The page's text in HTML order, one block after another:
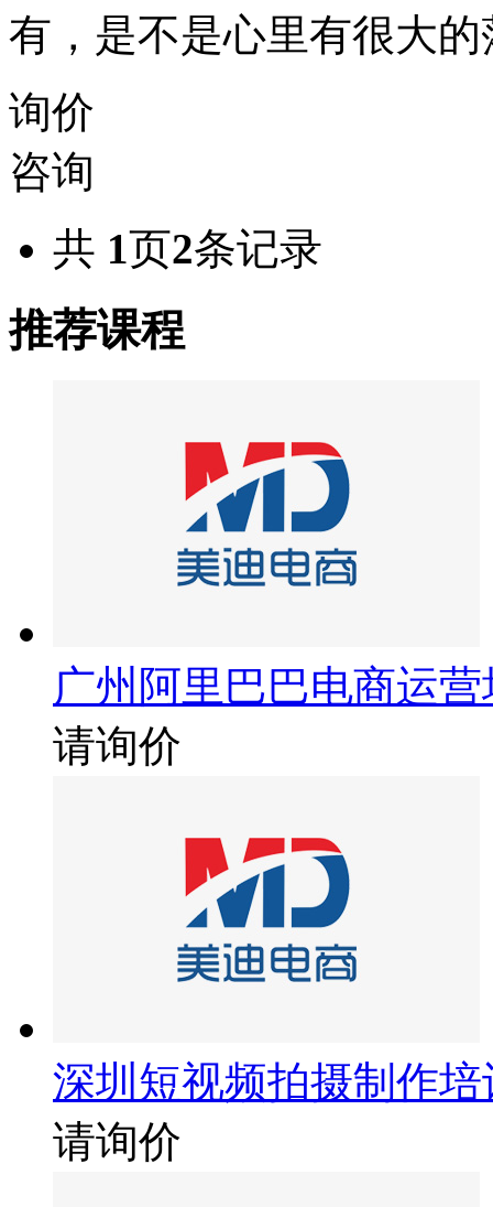
有，是不是心里有很大
询价
咨询
共 1页2条记录
推荐课程
广州阿里巴巴电商运
请询价
深圳短视频拍摄制作培
请询价